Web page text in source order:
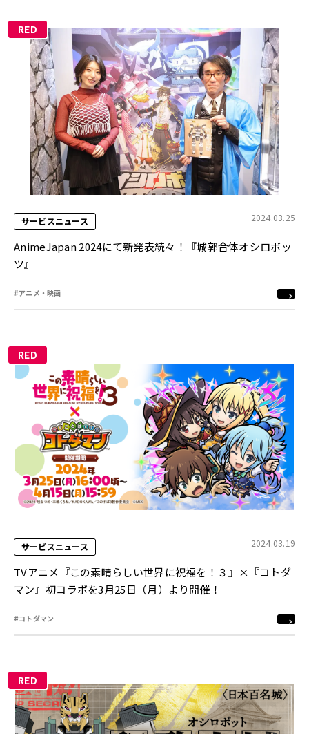
RED
サービスニュース 2024.03.25
AnimeJapan 2024にて新発表続々！『城郭合体オシロボッ
ツ』
#アニメ・映画
RED
サービスニュース 2024.03.19
TVアニメ『この素晴らしい世界に祝福を！３』×『コトダ
マン』初コラボを3月25日（月）より開催！
#コトダマン
RED